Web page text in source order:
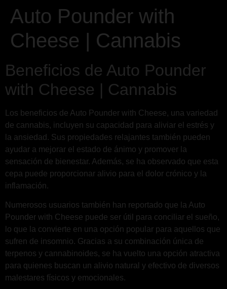
Auto Pounder with
Cheese | Cannabis
Beneficios de Auto Pounder
with Cheese | Cannabis
Los beneficios de Auto Pounder with Cheese, una variedad
de cannabis, incluyen su capacidad para aliviar el estrés y
la ansiedad. Sus propiedades relajantes también pueden
ayudar a mejorar el estado de ánimo y promover la
sensación de bienestar. Además, se ha observado que esta
cepa puede proporcionar alivio para el dolor crónico y la
inflamación.
Numerosos usuarios también han reportado que la Auto
Pounder with Cheese puede ser útil para conciliar el sueño,
lo que la convierte en una opción popular para aquellos que
sufren de insomnio. Gracias a su combinación única de
terpenos y cannabinoides, se ha vuelto una opción atractiva
para quienes buscan un alivio natural y efectivo de diversos
malestares físicos y emocionales.